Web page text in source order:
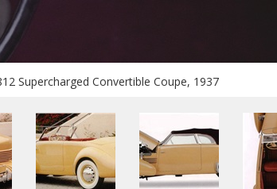
Supercharged Convertible Coupe, 1937